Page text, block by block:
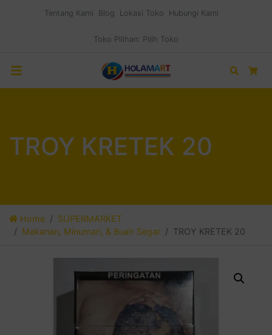
Tentang Kami Blog Lokasi Toko Hubungi Kami
Toko Pilihan: Pilih Toko
Search
TROY KRETEK 20
Home
SUPERMARKET
Makanan, Minuman, & Buah Segar
TROY KRETEK 20